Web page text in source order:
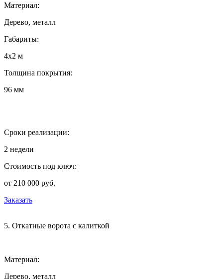
Материал:
Дерево, металл
Габариты:
4х2 м
Толщина покрытия:
96 мм
Сроки реализации:
2 недели
Стоимость под ключ:
от 210 000 руб.
Заказать
5. Откатные ворота с калиткой
Материал:
Дерево, металл